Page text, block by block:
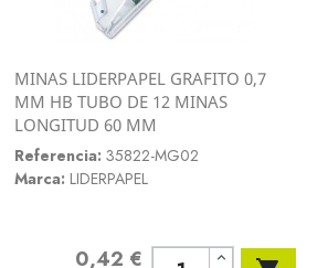
 Vista rápida
MINAS LIDERPAPEL GRAFITO 0,7
MM HB TUBO DE 12 MINAS
LONGITUD 60 MM
Referencia: 35822-MG02
Marca: LIDERPAPEL
0,42 €